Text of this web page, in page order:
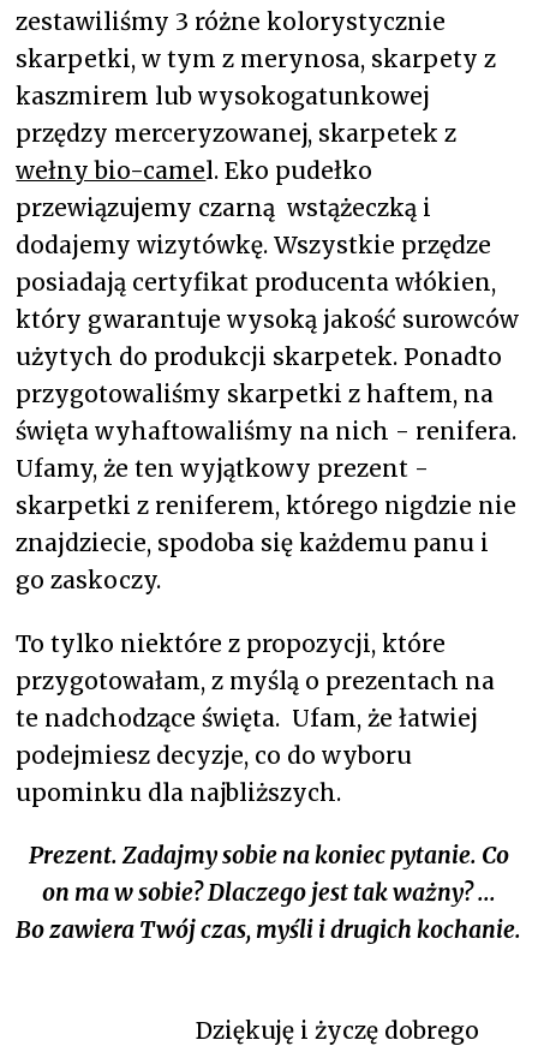
zestawiliśmy 3 różne kolorystycznie
skarpetki, w tym z merynosa, skarpety z
kaszmirem lub wysokogatunkowej
przędzy merceryzowanej, skarpetek z
wełny bio-camel. Eko pudełko
przewiązujemy czarną wstążeczką i
dodajemy wizytówkę. Wszystkie przędze
posiadają certyfikat producenta włókien,
który gwarantuje wysoką jakość surowców
użytych do produkcji skarpetek. Ponadto
przygotowaliśmy skarpetki z haftem, na
święta wyhaftowaliśmy na nich - renifera.
Ufamy, że ten wyjątkowy prezent -
skarpetki z reniferem, którego nigdzie nie
znajdziecie, spodoba się każdemu panu i
go zaskoczy.
To tylko niektóre z propozycji, które
przygotowałam, z myślą o prezentach na
te nadchodzące święta. Ufam, że łatwiej
podejmiesz decyzje, co do wyboru
upominku dla najbliższych.
Prezent. Zadajmy sobie na koniec pytanie. Co
on ma w sobie? Dlaczego jest tak ważny? ...
Bo zawiera Twój czas, myśli i drugich kochanie.
Dziękuję i życzę dobrego